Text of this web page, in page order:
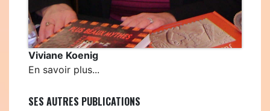
Viviane Koenig
En savoir plus...
SES AUTRES PUBLICATIONS